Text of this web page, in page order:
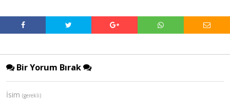
Bir Yorum Bırak
İsim (gerekli)